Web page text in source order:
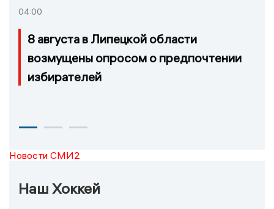
04:00
8 августа в Липецкой области
возмущены опросом о предпочтении
избирателей
Новости СМИ2
Наш Хоккей